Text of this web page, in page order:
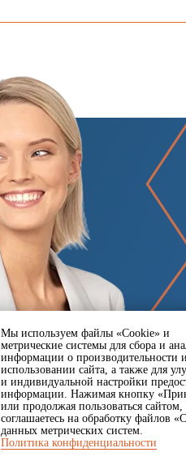
Мы используем файлы «Cookie» и
метрические системы для сбора и
информации о производительности и
использовании сайта, а также для
и индивидуальной настройки
информации. Нажимая кнопку
или продолжая пользоваться
соглашаетесь на обработку файлов
данных метрических систем.
Политика конфиденциальности